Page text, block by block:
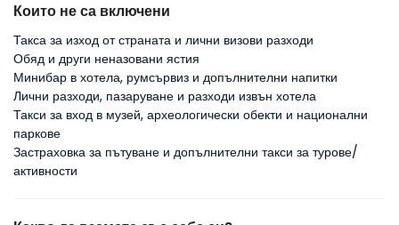
Които не са включени
Такса за изход от страната и лични визови разходи
Обяд и други неназовани ястия
Минибар в хотела, румсървиз и допълнителни напитки
Лични разходи, пазаруване и разходи извън хотела
Такси за вход в музей, археологически обекти и национални
паркове
Застраховка за пътуване и допълнителни такси за турове/
активности